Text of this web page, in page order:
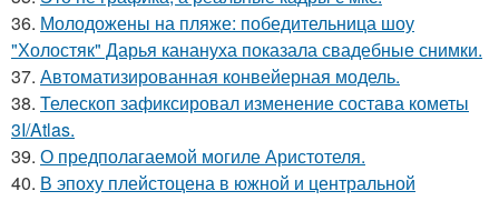
36. Молодожены на пляже: победительница шоу
"Холостяк" Дарья канануха показала свадебные снимки.
37. Автоматизированная конвейерная модель.
38. Телескоп зафиксировал изменение состава кометы
3I/Atlas.
39. О предполагаемой могиле Аристотеля.
40. В эпоху плейстоцена в южной и центральной